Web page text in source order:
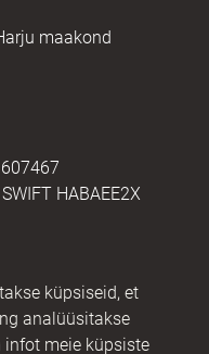
küpsiseid, et
analüüsitakse
infot meie küpsiste
maakond
HABAEE2X